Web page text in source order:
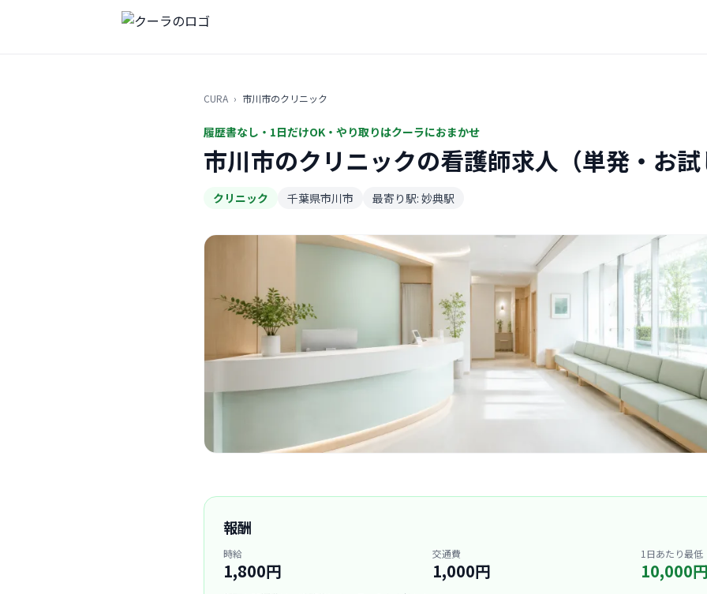
CURA › 市川市のクリニック
履歴書なし・1日だけOK・やり取りはクーラにおまかせ
市川市のクリニックの看護師求人（単発・お試
クリニック 千葉県市川市 最寄り駅: 妙典駅
報酬
時給
1,800円
交通費
1,000円
1日あたり最低
10,000円